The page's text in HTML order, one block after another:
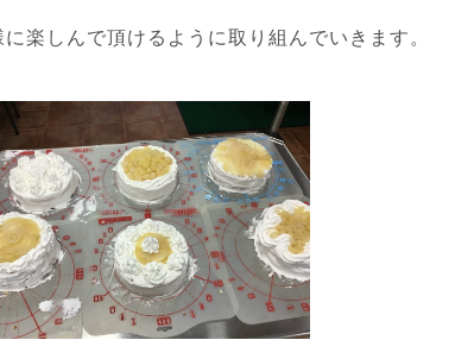
楽しんで頂けるように取り組んでいきます。